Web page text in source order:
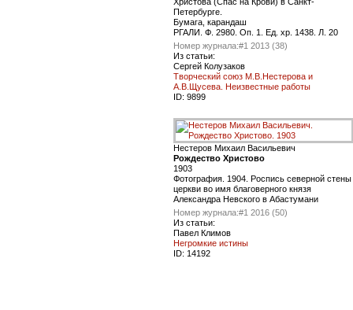
Петербурге.
Бумага, карандаш
РГАЛИ. Ф. 2980. Оп. 1. Ед. хр. 1438. Л. 20
Номер журнала:#1 2013 (38)
Из статьи:
Сергей Колузаков
Творческий союз М.В.Нестерова и
А.В.Щусева. Неизвестные работы
ID: 9899
Нестеров Михаил Васильевич
Рождество Христово
1903
Фотография. 1904. Роспись северной стены
церкви во имя благоверного князя
Александра Невского в Абастумани
Номер журнала:#1 2016 (50)
Из статьи:
Павел Климов
Негромкие истины
ID: 14192